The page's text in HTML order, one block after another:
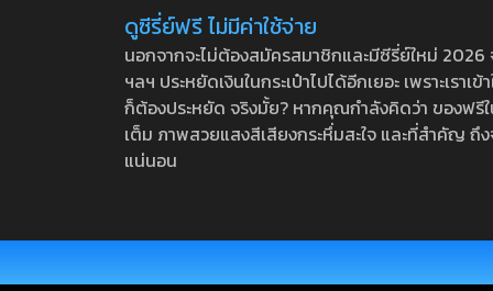
ดูซีรี่ย์ฟรี ไม่มีค่าใช้จ่าย
นอกจากจะไม่ต้องสมัครสมาชิกและมีซีรี่ย์ใหม่
ฯลฯ ประหยัดเงินในกระเป๋าไปได้อีกเยอะ เพราะเร
ก็ต้องประหยัด จริงมั้ย? หากคุณกำลังคิดว่า ของฟ
เต็ม ภาพสวยแสงสีเสียงกระหึ่มสะใจ และที่สำคัญ
แน่นอน